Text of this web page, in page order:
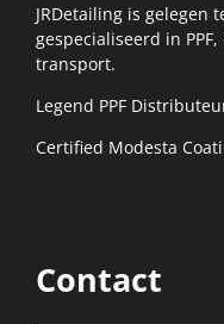
JRDetailing is gelegen
gespecialiseerd in
transport.
Legend PPF
Certified Modesta
Contact